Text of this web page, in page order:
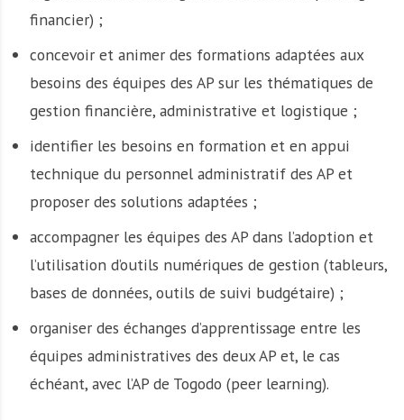
financier) ;
concevoir et animer des formations adaptées aux
besoins des équipes des AP sur les thématiques de
gestion financière, administrative et logistique ;
identifier les besoins en formation et en appui
technique du personnel administratif des AP et
proposer des solutions adaptées ;
accompagner les équipes des AP dans l’adoption et
l’utilisation d’outils numériques de gestion (tableurs,
bases de données, outils de suivi budgétaire) ;
organiser des échanges d’apprentissage entre les
équipes administratives des deux AP et, le cas
échéant, avec l’AP de Togodo (peer learning).